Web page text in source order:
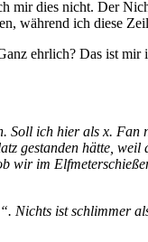
mir dies nicht. Der
während ich diese
ehrlich? Das ist
ich hier als x.
gestanden hätte,
im
Nichts ist schlimmer